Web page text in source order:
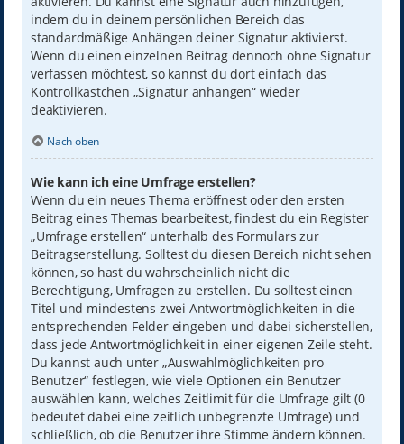
indem du in deinem persönlichen Bereich das
standardmäßige Anhängen deiner Signatur aktivierst.
Wenn du einen einzelnen Beitrag dennoch ohne Signatur
verfassen möchtest, so kannst du dort einfach das
Kontrollkästchen „Signatur anhängen“ wieder
deaktivieren.
Nach oben
Wie kann ich eine Umfrage erstellen?
Wenn du ein neues Thema eröffnest oder den ersten
Beitrag eines Themas bearbeitest, findest du ein Register
„Umfrage erstellen“ unterhalb des Formulars zur
Beitragserstellung. Solltest du diesen Bereich nicht sehen
können, so hast du wahrscheinlich nicht die
Berechtigung, Umfragen zu erstellen. Du solltest einen
Titel und mindestens zwei Antwortmöglichkeiten in die
entsprechenden Felder eingeben und dabei sicherstellen,
dass jede Antwortmöglichkeit in einer eigenen Zeile steht.
Du kannst auch unter „Auswahlmöglichkeiten pro
Benutzer“ festlegen, wie viele Optionen ein Benutzer
auswählen kann, welches Zeitlimit für die Umfrage gilt (0
bedeutet dabei eine zeitlich unbegrenzte Umfrage) und
schließlich, ob die Benutzer ihre Stimme ändern können.